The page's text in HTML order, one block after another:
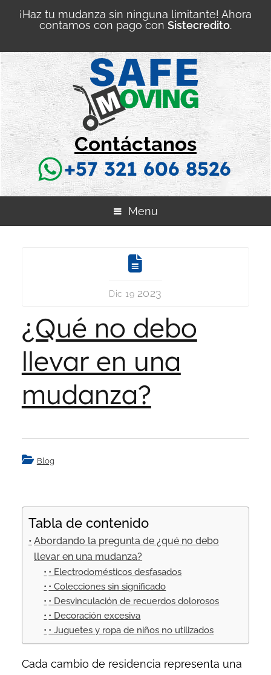
¡Haz tu mudanza sin ninguna limitante! Ahora
contamos con pago con Sistecredito.
Contáctanos
+57 321 606 8526
Menu
Dic 19 2023
¿Qué no debo
llevar en una
mudanza?
Blog
Tabla de contenido
Abordando la pregunta de ¿qué no debo
llevar en una mudanza?
• Electrodomésticos desfasados
• Colecciones sin significado
• Desvinculación de recuerdos dolorosos
• Decoración excesiva
• Juguetes y ropa de niños no utilizados
Cada cambio de residencia representa una